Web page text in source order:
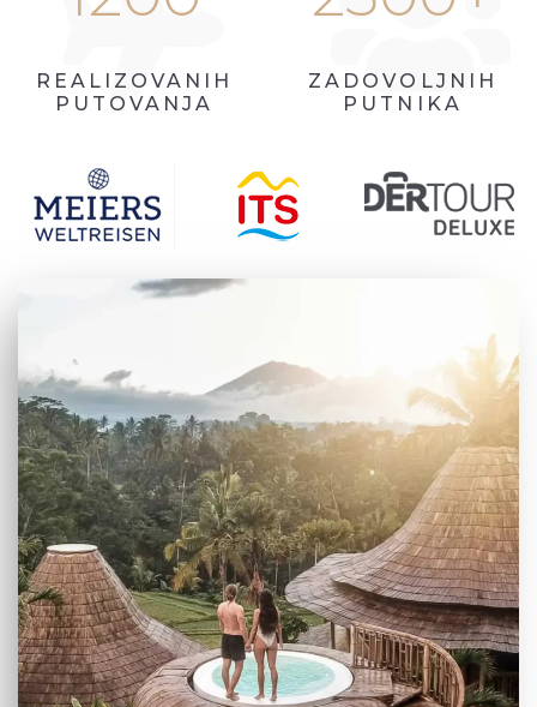
REALIZOVANIH
PUTOVANJA
ZADOVOLJNIH
PUTNIKA